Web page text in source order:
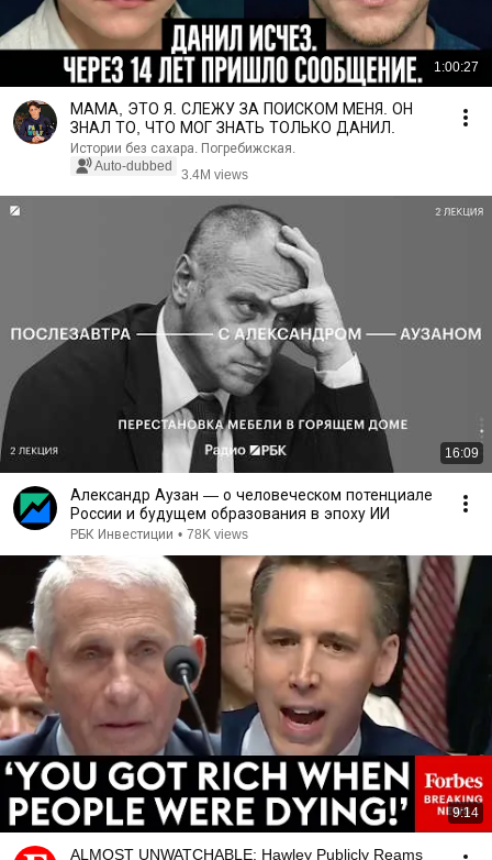
1:00:27
МАМА, ЭТО Я. СЛЕЖУ ЗА ПОИСКОМ МЕНЯ. ОН
ЗНАЛ ТО, ЧТО МОГ ЗНАТЬ ТОЛЬКО ДАНИЛ.
Истории без сахара. Погребижская.
Auto-dubbed
3.4M views
16:09
Александр Аузан — о человеческом потенциале
России и будущем образования в эпоху ИИ
РБК Инвестиции • 78K views
9:14
ALMOST UNWATCHABLE: Hawley Publicly Reams